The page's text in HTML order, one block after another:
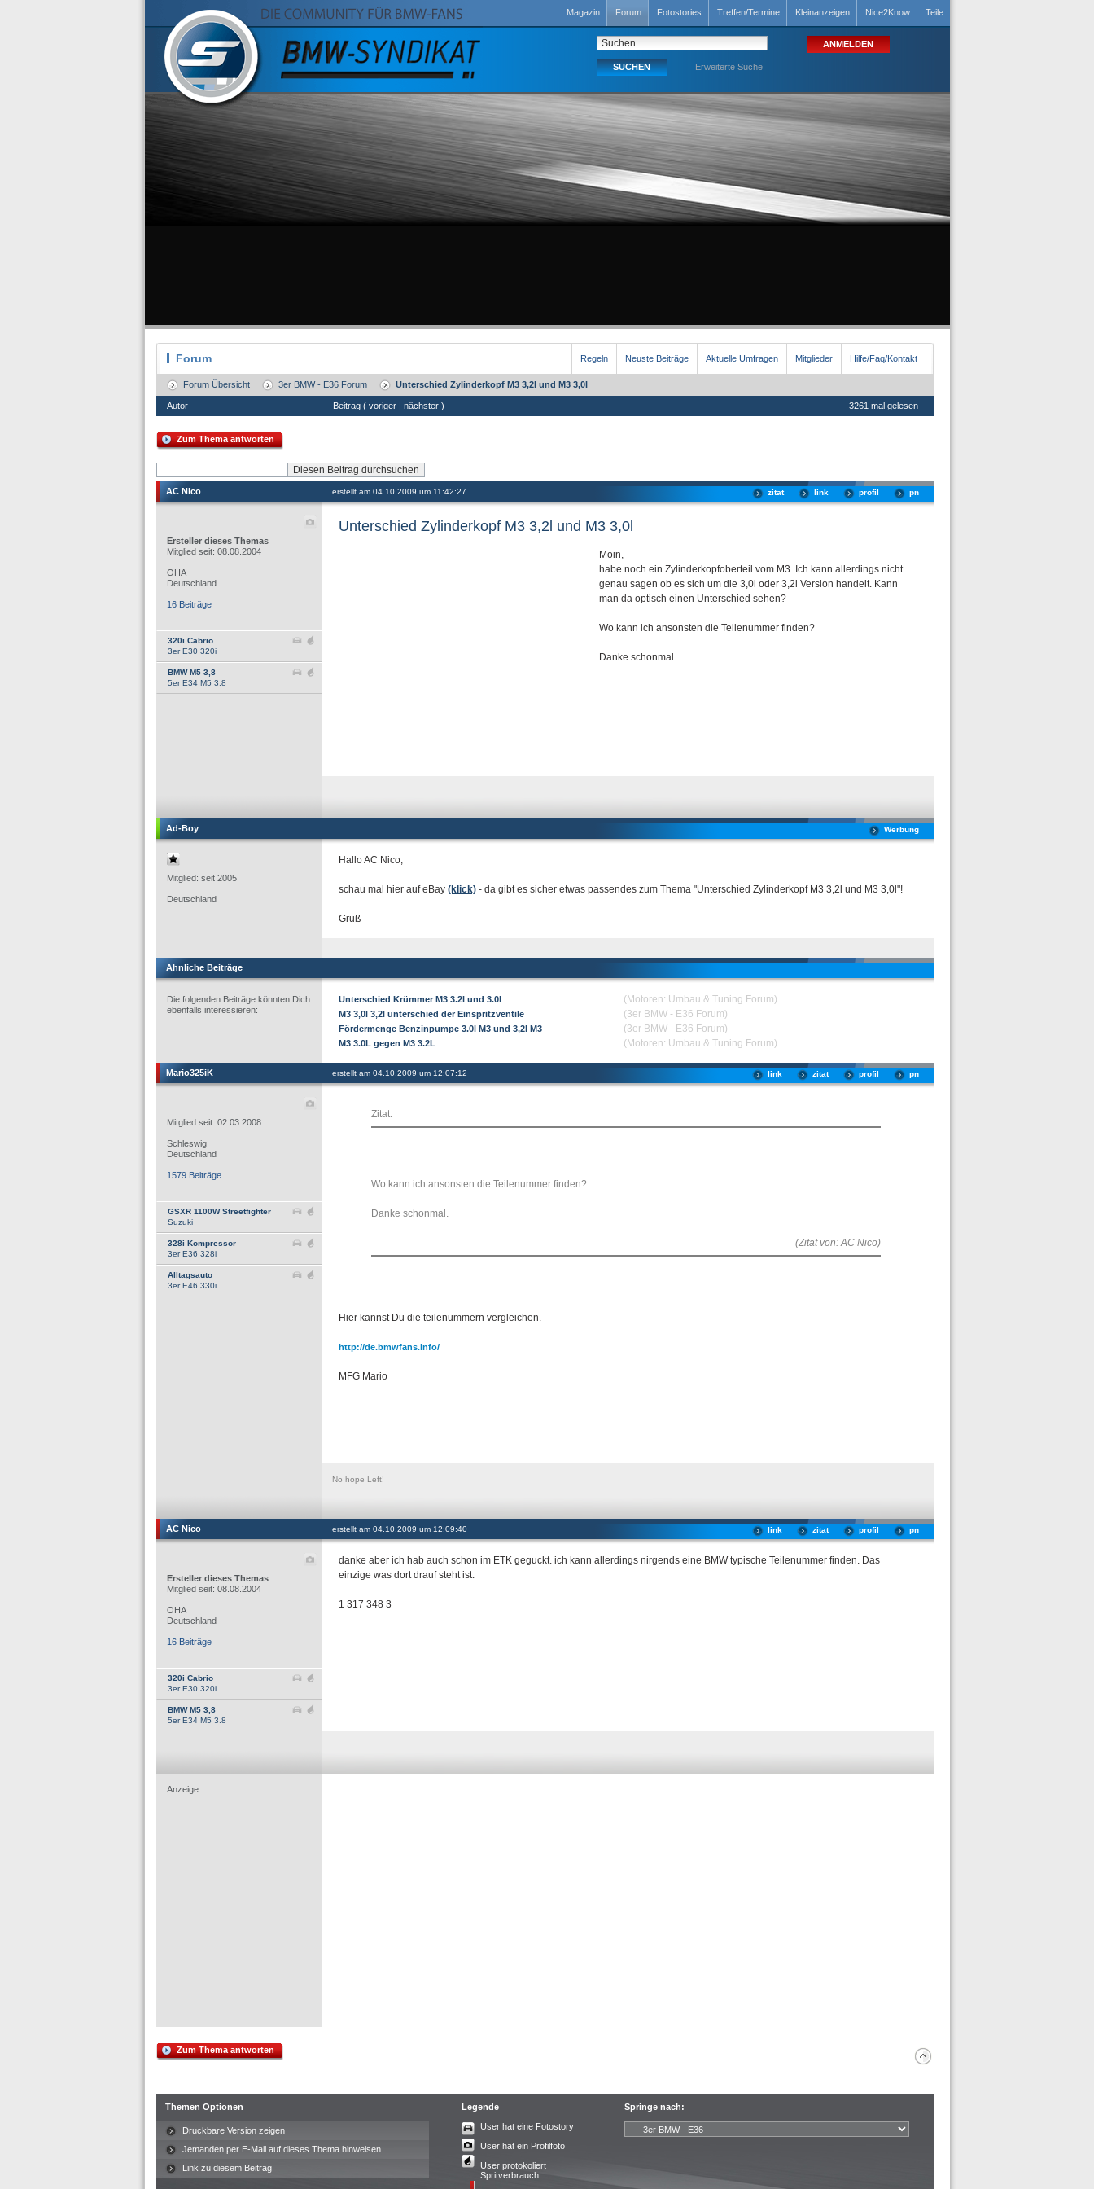
Magazin Forum Fotostories Treffen/Termine Kleinanzeigen Nice2Know Teile
Erweiterte Suche
Forum Regeln Neuste Beiträge Aktuelle Umfragen Mitglieder Hilfe/Faq/Kontakt
Forum Übersicht 3er BMW - E36 Forum Unterschied Zylinderkopf M3 3,2l und M3 3,0l
Autor Beitrag ( voriger | nächster ) 3261 mal gelesen
Zum Thema antworten
AC Nico erstellt am 04.10.2009 um 11:42:27 pn
profil
link
zitat
Ersteller dieses Themas
Mitglied seit: 08.08.2004
OHA
Deutschland
16 Beiträge
320i Cabrio
3er E30 320i
BMW M5 3,8
5er E34 M5 3.8
Unterschied Zylinderkopf M3 3,2l und M3 3,0l
Moin,
habe noch ein Zylinderkopfoberteil vom M3. Ich kann allerdings nicht
genau sagen ob es sich um die 3,0l oder 3,2l Version handelt. Kann
man da optisch einen Unterschied sehen?
Wo kann ich ansonsten die Teilenummer finden?
Danke schonmal.
Ad-Boy Werbung
Mitglied: seit 2005
Deutschland
Hallo AC Nico,
schau mal hier auf eBay (klick) - da gibt es sicher etwas passendes zum Thema "Unterschied Zylinderkopf M3 3,2l und M3 3,0l"!
Gruß
Ähnliche Beiträge
Die folgenden Beiträge könnten Dich
ebenfalls interessieren:
Unterschied Krümmer M3 3.2l und 3.0l (Motoren: Umbau & Tuning Forum)
M3 3,0l 3,2l unterschied der Einspritzventile (3er BMW - E36 Forum)
Fördermenge Benzinpumpe 3.0l M3 und 3,2l M3 (3er BMW - E36 Forum)
M3 3.0L gegen M3 3.2L (Motoren: Umbau & Tuning Forum)
Mario325iK erstellt am 04.10.2009 um 12:07:12 pn
profil
zitat
link
Mitglied seit: 02.03.2008
Schleswig
Deutschland
1579 Beiträge
GSXR 1100W Streetfighter
Suzuki
328i Kompressor
3er E36 328i
Alltagsauto
3er E46 330i
Zitat:
Wo kann ich ansonsten die Teilenummer finden?
Danke schonmal.
(Zitat von: AC Nico)
Hier kannst Du die teilenummern vergleichen.
http://de.bmwfans.info/
MFG Mario
No hope Left!
AC Nico erstellt am 04.10.2009 um 12:09:40 pn
profil
zitat
link
Ersteller dieses Themas
Mitglied seit: 08.08.2004
OHA
Deutschland
16 Beiträge
320i Cabrio
3er E30 320i
BMW M5 3,8
5er E34 M5 3.8
danke aber ich hab auch schon im ETK geguckt. ich kann allerdings nirgends eine BMW typische Teilenummer finden. Das
einzige was dort drauf steht ist:
1 317 348 3
Anzeige:
Zum Thema antworten
Themen Optionen
Druckbare Version zeigen
Jemanden per E-Mail auf dieses Thema hinweisen
Link zu diesem Beitrag
Legende
User hat eine Fotostory
User hat ein Profilfoto
User protokoliert
Spritverbrauch
Springe nach: